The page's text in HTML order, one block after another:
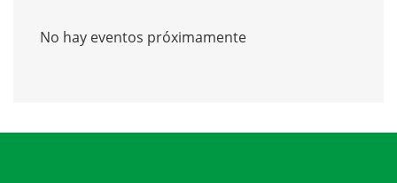
No hay eventos próximamente